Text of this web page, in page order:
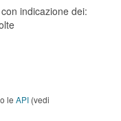
indicazione dei:
le API (vedi